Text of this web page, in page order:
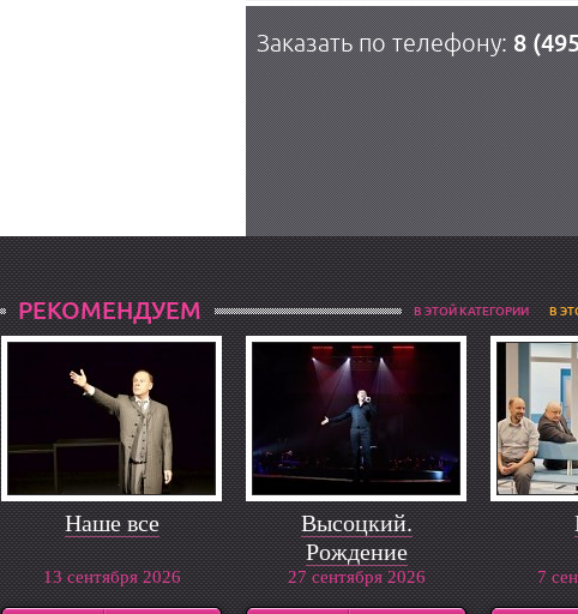
Заказать по телефону:8
РЕКОМЕНДУЕМ В ЭТОЙ КАТЕГОРИИ В
Наше все
13 сентября 2026
Высоцкий.
Рождение
легенды
27 сентября 2026 7